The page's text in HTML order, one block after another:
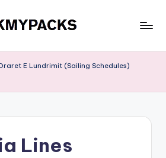
E Lundrimit (Sailing Schedules)
Lines